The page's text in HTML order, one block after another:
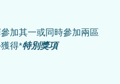
加其一或同時參加兩區
得*特別獎項